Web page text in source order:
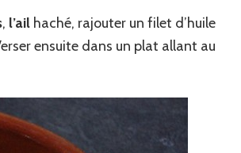
, l’ail haché, rajouter un filet d’huile
ensuite dans un plat allant au